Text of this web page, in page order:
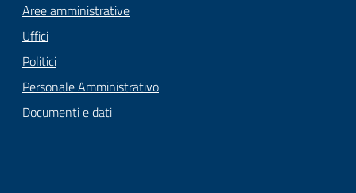
Aree amministrative
Uffici
Politici
Personale Amministrativo
Documenti e dati